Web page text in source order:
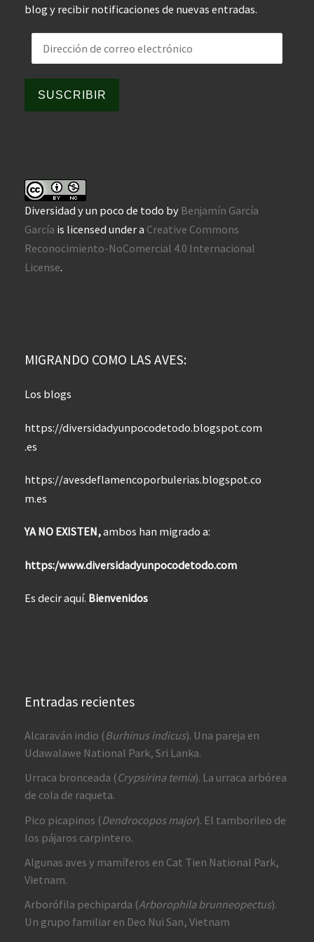
blog y recibir notificaciones de nuevas entradas.
Dirección de correo electrónico
SUSCRIBIR
Diversidad y un poco de todo by Benjamín García
García is licensed under a Creative Commons
Reconocimiento-NoComercial 4.0 Internacional
License.
MIGRANDO COMO LAS AVES:
Los blogs
https://diversidadyunpocodetodo.blogspot.com
.es
https://avesdeflamencoporbulerias.blogspot.co
m.es
YA NO EXISTEN,ambos han migrado a:
https:/www.diversidadyunpocodetodo.com
Es decir aquí. Bienvenidos
Entradas recientes
Alcaraván indio (Burhinus indicus). Una pareja en
Udawalawe National Park, Sri Lanka.
Urraca bronceada (Crypsirina temia). La urraca arbórea
de cola de raqueta.
Pico picapinos (Dendrocopos major). El tamborileo de
los pájaros carpintero.
Algunas aves y mamíferos en Cat Tien National Park,
Vietnam.
Arborófila pechiparda (Arborophila brunneopectus).
Un grupo familiar en Deo Nui San, Vietnam